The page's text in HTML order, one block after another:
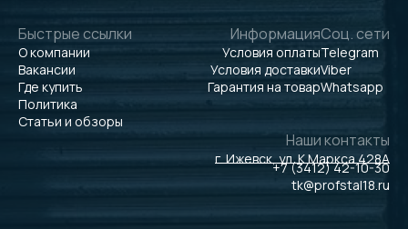
Быстрые ссылки
О компании
Вакансии
Где купить
Политика
Статьи и обзоры
Информация
Условия оплаты
Условия доставки
Гарантия на товар
Соц. сети
Telegram
Viber
Whatsapp
Наши контакты
г. Ижевск, ул. К.Маркса 428А
+7 (3412) 42-10-30
tk@profstal18.ru